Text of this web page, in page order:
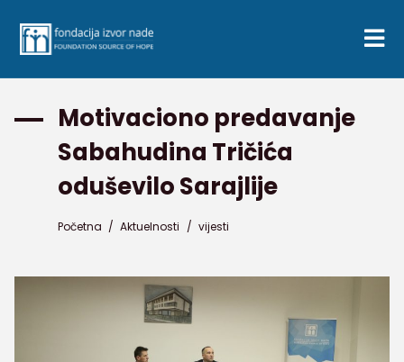
Motivaciono predavanje
Sabahudina Tričića
oduševilo Sarajlije
Početna / Aktuelnosti / vijesti